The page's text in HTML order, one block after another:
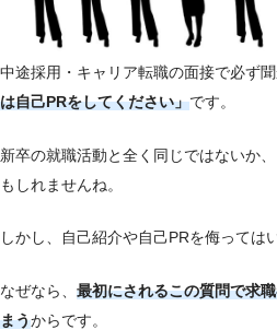
中途採用・キャリア転職の面接で必ず聞
は自己PRをしてください」です。
新卒の就職活動と全く同じではないか
もしれませんね。
しかし、自己紹介や自己PRを侮っては
なぜなら、 最初にされるこの質問で求
まうからです。